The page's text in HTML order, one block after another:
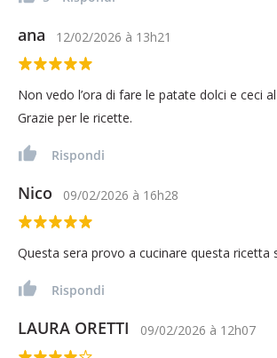
ana 12/02/2026 à 13h21
Non vedo l’ora di fare le patate dolci e ceci
Grazie per le ricette.
Rispondi
Nico 09/02/2026 à 16h28
Questa sera provo a cucinare questa ricetta
Rispondi
LAURA ORETTI 09/02/2026 à 12h07